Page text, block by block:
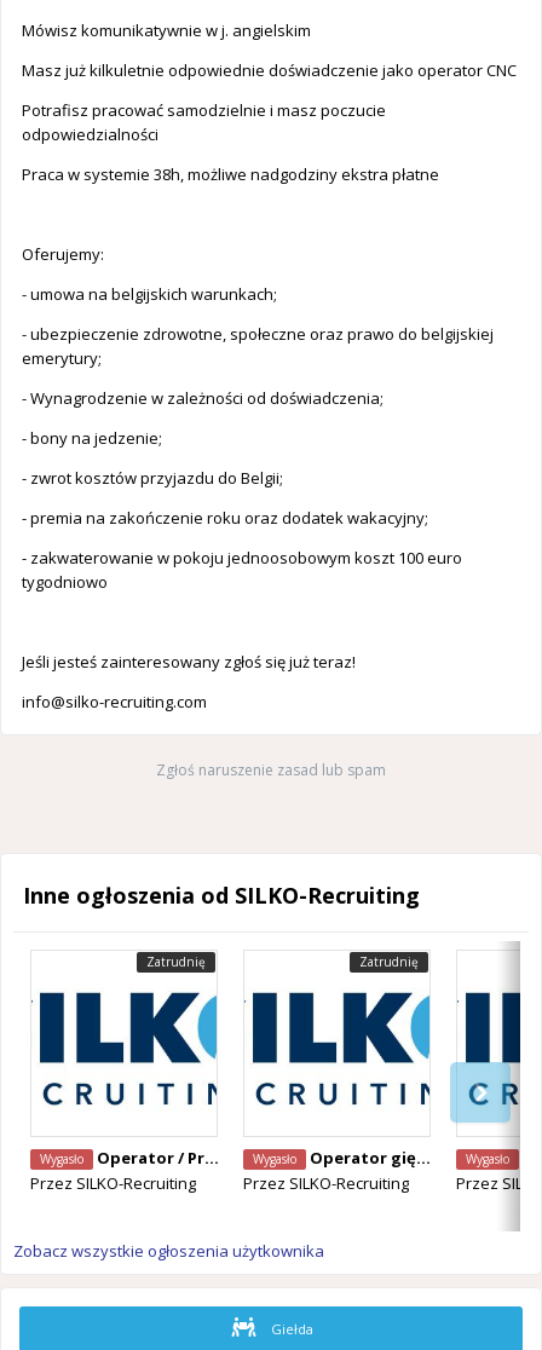
Mówisz komunikatywnie w j. angielskim
Masz już kilkuletnie odpowiednie doświadczenie jako operator CNC
Potrafisz pracować samodzielnie i masz poczucie
odpowiedzialności
Praca w systemie 38h, możliwe nadgodziny ekstra płatne
Oferujemy:
- umowa na belgijskich warunkach;
- ubezpieczenie zdrowotne, społeczne oraz prawo do belgijskiej
emerytury;
- Wynagrodzenie w zależności od doświadczenia;
- bony na jedzenie;
- zwrot kosztów przyjazdu do Belgii;
- premia na zakończenie roku oraz dodatek wakacyjny;
- zakwaterowanie w pokoju jednoosobowym koszt 100 euro
tygodniowo
Jeśli jesteś zainteresowany zgłoś się już teraz!
info@silko-recruiting.com
Zgłoś naruszenie zasad lub spam
Inne ogłoszenia od SILKO-Recruiting
Zatrudnię
Wygasło
Operator / Programista CNC Mazak – Alken, Belgia
Przez SILKO-Recruiting
Zatrudnię
Wygasło
Operator giętarki CNC – Staden, Belgia
Przez SILKO-Recruiting
Wygasło
Przez
Zobacz wszystkie ogłoszenia użytkownika
Giełda